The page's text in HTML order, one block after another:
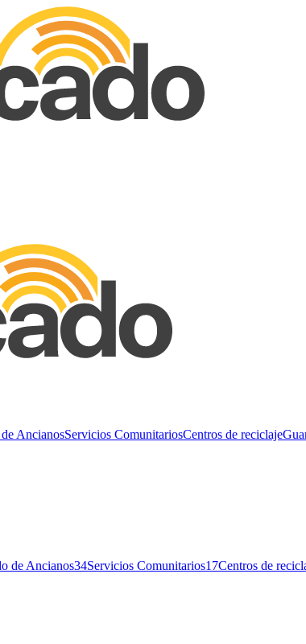
AncianosServicios ComunitariosCentros de reciclaje
de Ancianos34Servicios Comunitarios17Centros de